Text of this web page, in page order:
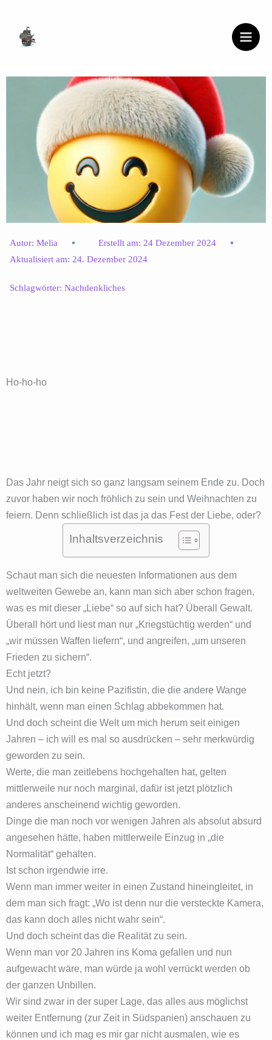
springen
Autor: Melia Erstellt am: 24 Dezember 2024
Aktualisiert am: 24. Dezember 2024
Schlagwörter: Nachdenkliches
Ho-ho-ho
Das Jahr neigt sich so ganz langsam seinem Ende zu. Doch
zuvor haben wir noch fröhlich zu sein und Weihnachten zu
feiern. Denn schließlich ist das ja das Fest der Liebe, oder?
Inhaltsverzeichnis
Schaut man sich die neuesten Informationen aus dem
weltweiten Gewebe an, kann man sich aber schon fragen,
was es mit dieser „Liebe“ so auf sich hat? Überall Gewalt.
Überall hört und liest man nur „Kriegstüchtig werden“ und
„wir müssen Waffen liefern“, und angreifen, „um unseren
Frieden zu sichern“.
Echt jetzt?
Und nein, ich bin keine Pazifistin, die die andere Wange
hinhält, wenn man einen Schlag abbekommen hat.
Und doch scheint die Welt um mich herum seit einigen
Jahren – ich will es mal so ausdrücken – sehr merkwürdig
geworden zu sein.
Werte, die man zeitlebens hochgehalten hat, gelten
mittlerweile nur noch marginal, dafür ist jetzt plötzlich
anderes anscheinend wichtig geworden.
Dinge die man noch vor wenigen Jahren als absolut absurd
angesehen hätte, haben mittlerweile Einzug in „die
Normalität“ gehalten.
Ist schon irgendwie irre.
Wenn man immer weiter in einen Zustand hineingleitet, in
dem man sich fragt: „Wo ist denn nur die versteckte Kamera,
das kann doch alles nicht wahr sein“.
Und doch scheint das die Realität zu sein.
Wenn man vor 20 Jahren ins Koma gefallen und nun
aufgewacht wäre, man würde ja wohl verrückt werden ob
der ganzen Unbillen.
Wir sind zwar in der super Lage, das alles aus möglichst
weiter Entfernung (zur Zeit in Südspanien) anschauen zu
können und ich mag es mir gar nicht ausmalen, wie es